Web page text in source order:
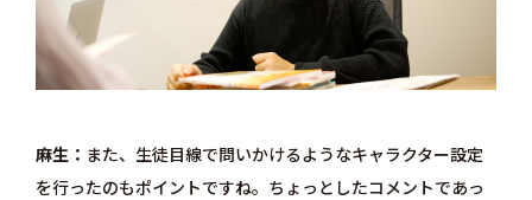
麻生
また、生徒目線で問いかけるようなキャラクター設定
を行ったのもポイントですね。ちょっとしたコメントであっ